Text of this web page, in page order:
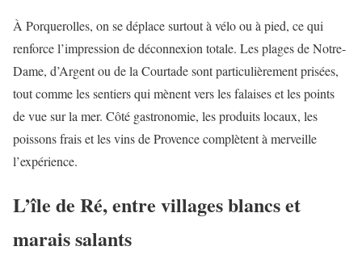
À Porquerolles, on se déplace surtout à vélo ou à pied, ce qui
renforce l’impression de déconnexion totale. Les plages de Notre-
Dame, d’Argent ou de la Courtade sont particulièrement prisées,
tout comme les sentiers qui mènent vers les falaises et les points
de vue sur la mer. Côté gastronomie, les produits locaux, les
poissons frais et les vins de Provence complètent à merveille
l’expérience.
L’île de Ré, entre villages blancs et
marais salants